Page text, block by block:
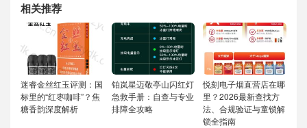
相关推荐
迷睿金丝红玉评测：国
标里的“红枣咖啡”？焦
糖香韵深度解析
铂岚星迈敬亭山闪红灯
急救手册：自查与专业
排障全攻略
悦刻电子烟直营店在哪
里？2026最新查找方
法、合规验证与童锁解
锁全指南